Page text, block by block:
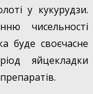
у кукурудзи.
чисельності
буде своєчасне
яйцекладки